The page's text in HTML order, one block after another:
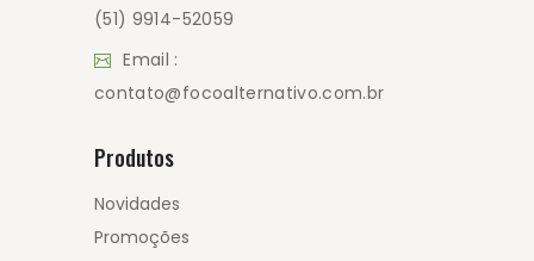
(51) 9914-52059
Email :
contato@focoalternativo.com.br
Produtos
Novidades
Promoções